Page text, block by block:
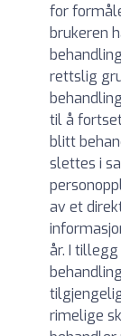
for
brukeren
rettslig
til å
blitt
slettes i
av et
år. I
rimelige